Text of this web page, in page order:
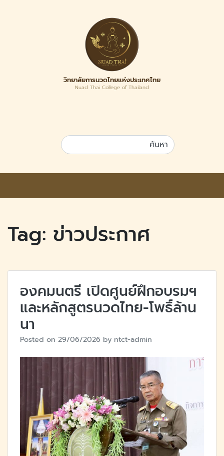
วิทยาลัยการนวดไทยแห่งประเทศไทย
Nuad Thai College of Thailand
Tag: ข่าวประกาศ
องคมนตรี​ เปิดศูนย์ฝึกอบรมฯ
และหลักสูตร​นวดไทย-โพธิ์ล้าน
นา
Posted on 29/06/2026 by ntct-admin